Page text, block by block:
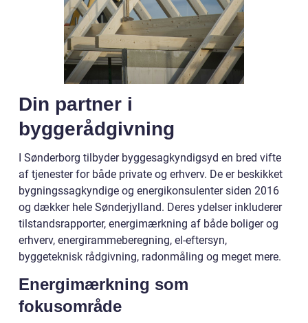
Din partner i
byggerådgivning
I Sønderborg tilbyder byggesagkyndigsyd en bred vifte
af tjenester for både private og erhverv. De er beskikket
bygningssagkyndige og energikonsulenter siden 2016
og dækker hele Sønderjylland. Deres ydelser inkluderer
tilstandsrapporter, energimærkning af både boliger og
erhverv, energirammeberegning, el-eftersyn,
byggeteknisk rådgivning, radonmåling og meget mere.
Energimærkning som
fokusområde